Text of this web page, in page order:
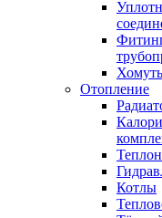
Отопление
Котлы